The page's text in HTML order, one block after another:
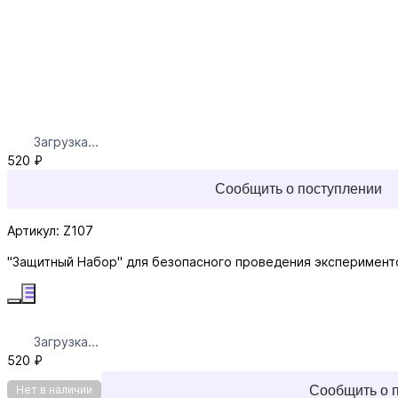
Загрузка...
520 ₽
Сообщить о поступлении
Артикул: Z107
"Защитный Набор" для безопасного проведения
Загрузка...
520 ₽
Нет в наличии Сообщить о